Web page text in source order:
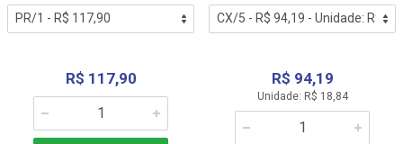
R$ 117,90 R$ 94,19
Unidade: R$ 18,84